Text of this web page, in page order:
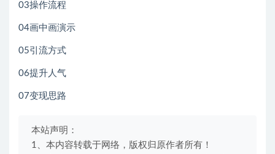
03操作流程
04画中画演示
05引流方式
06提升人气
07变现思路
本站声明：
1、本内容转载于网络，版权归原作者所有！